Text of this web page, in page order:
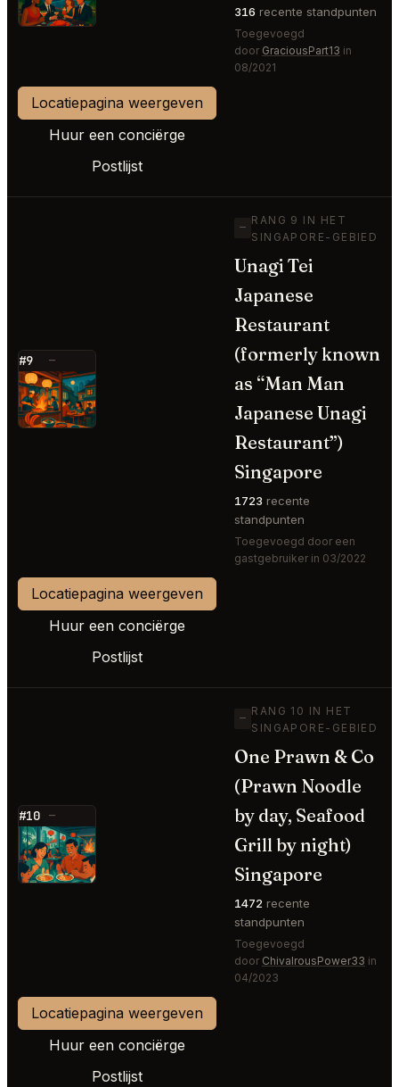
316 recente standpunten
Toegevoegd
door GraciousPart13 in
08/2021
Locatiepagina weergeven
Huur een conciërge
Postlijst
#9 —
⭐
—
RANG 9 IN HET
SINGAPORE-GEBIED
Unagi Tei
Japanese
Restaurant
(formerly known
as “Man Man
Japanese Unagi
Restaurant”)
Singapore
1723 recente
standpunten
Toegevoegd door een
gastgebruiker in 03/2022
Locatiepagina weergeven
Huur een conciërge
Postlijst
#10 —
⭐
—
RANG 10 IN HET
SINGAPORE-GEBIED
One Prawn & Co
(Prawn Noodle
by day, Seafood
Grill by night)
Singapore
1472 recente
standpunten
Toegevoegd
door ChivalrousPower33 in
04/2023
Locatiepagina weergeven
Huur een conciërge
Postlijst